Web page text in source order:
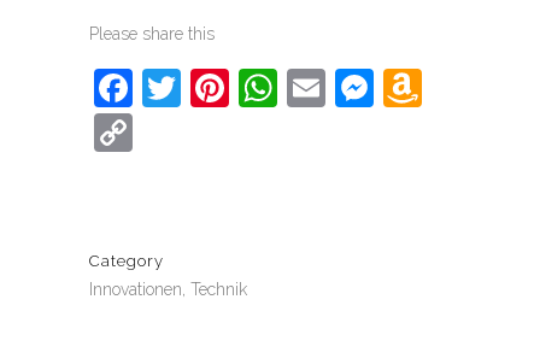
Please share this
Facebook
Twitter
Pinterest
WhatsApp
Email
Category
Innovationen, Technik